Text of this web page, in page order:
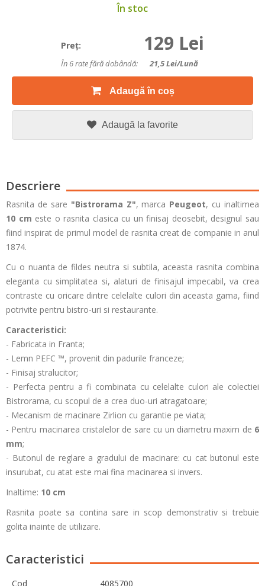
În stoc
Preţ: 129 Lei
În 6 rate fără dobândă: 21,5Lei/lună
Adaugă în coș
Adaugă la favorite
Descriere
Rasnita de sare "Bistrorama Z", marca Peugeot, cu inaltimea
10 cm este o rasnita clasica cu un finisaj deosebit, designul sau
fiind inspirat de primul model de rasnita creat de companie in anul
1874.
Cu o nuanta de fildes neutra si subtila, aceasta rasnita combina
eleganta cu simplitatea si, alaturi de finisajul impecabil, va crea
contraste cu oricare dintre celelalte culori din aceasta gama, fiind
potrivite pentru bistro-uri si restaurante.
Caracteristici:
- Fabricata in Franta;
- Lemn PEFC ™, provenit din padurile franceze;
- Finisaj stralucitor;
- Perfecta pentru a fi combinata cu celelalte culori ale colectiei
Bistrorama, cu scopul de a crea duo-uri atragatoare;
- Mecanism de macinare Zirlion cu garantie pe viata;
- Pentru macinarea cristalelor de sare cu un diametru maxim de 6
mm;
- Butonul de reglare a gradului de macinare: cu cat butonul este
insurubat, cu atat este mai fina macinarea si invers.
Inaltime: 10 cm
Rasnita poate sa contina sare in scop demonstrativ si trebuie
golita inainte de utilizare.
Caracteristici
Cod 4085700